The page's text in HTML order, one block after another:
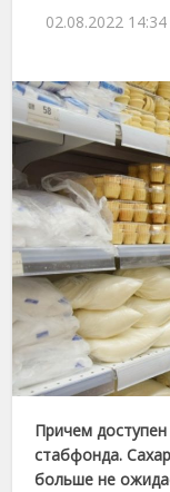
02.08.2022 14:34
Причем
стабфонда.
больше не